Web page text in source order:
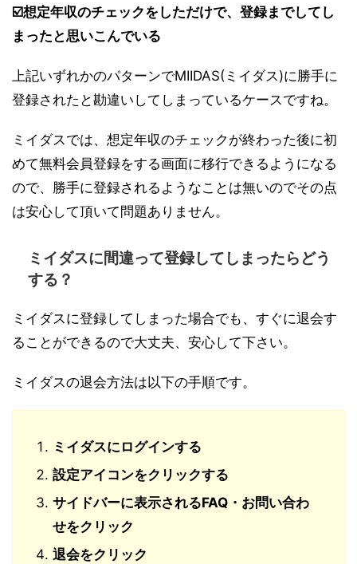
☑️想定年収のチェックをしただけで、登録までしてし
まったと思いこんでいる
上記いずれかのパターンでMIIDAS(ミイダス)に勝手に
登録されたと勘違いしてしまっているケースですね。
ミイダスでは、想定年収のチェックが終わった後に初
めて無料会員登録をする画面に移行できるようになる
ので、勝手に登録されるようなことは無いのでその点
は安心して頂いて問題ありません。
ミイダスに間違って登録してしまったらどう
する？
ミイダスに登録してしまった場合でも、すぐに退会す
ることができるので大丈夫、安心して下さい。
ミイダスの退会方法は以下の手順です。
ミイダスにログインする
設定アイコンをクリックする
サイドバーに表示されるFAQ・お問い合わ
せをクリック
退会をクリック